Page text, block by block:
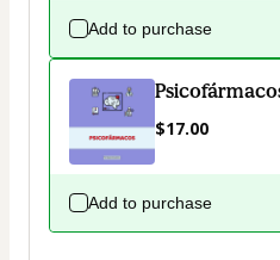
Add to purchase
$17.00
Add to purchase